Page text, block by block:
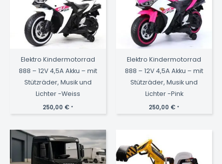
Elektro Kindermotorrad
888 – 12V 4,5A Akku – mit
Stützräder, Musik und
Lichter -Weiss
250,00 € *
Elektro Kindermotorrad
888 – 12V 4,5A Akku – mit
Stützräder, Musik und
Lichter -Pink
250,00 € *